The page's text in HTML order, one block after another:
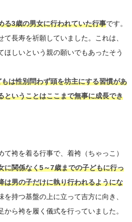
る3歳の男女に行われていた行事です。
長寿を祈願していました。これは、
ほしいという親の願いでもあったそう
は性別問わず頭を坊主にする習慣があ
ということはここまで無事に成長でき
袴を着る行事で、着袴（ちゃっこ）
に関係なく5～7歳までの子どもに行っ
は男の子だけに執り行われるようにな
持つ基盤の上に立って吉方に向き、
ら袴を履く儀式を行っていました。